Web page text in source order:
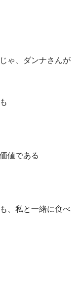
ゃ、ダンナさんが
値である
、私と一緒に食べ